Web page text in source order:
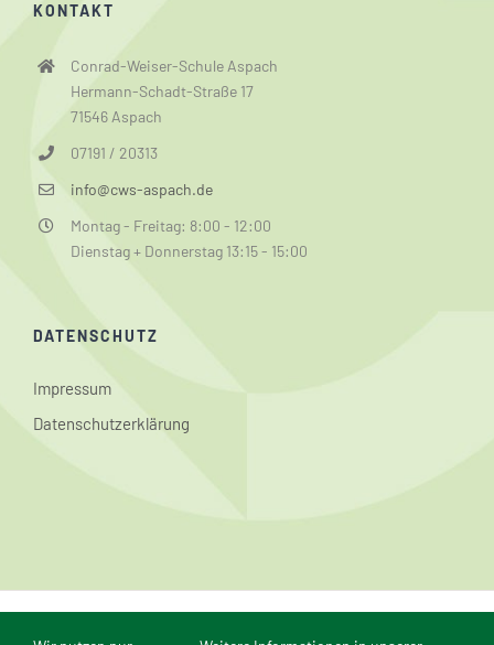
KONTAKT
Conrad-Weiser-Schule Aspach
Hermann-Schadt-Straße 17
71546 Aspach
07191 / 20313
info@cws-aspach.de
Montag - Freitag: 8:00 - 12:00
Dienstag + Donnerstag 13:15 - 15:00
DATENSCHUTZ
Impressum
Datenschutzerklärung
© Conrad-Weiser-Schule Aspach | Webmaster: Dominik